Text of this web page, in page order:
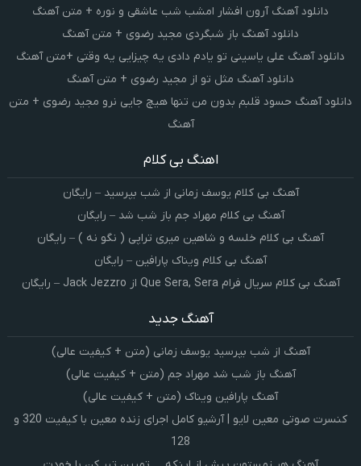
دانلود آهنگ آرون افشار امشب شب عاشقی و نوره + متن آهنگ
دانلود آهنگ باز شبگردی مجید رضوی + متن آهنگ
دانلود آهنگ علی یاسینی تو یادم دادی یه چیزایی یه وقتی +متن آهنگ
دانلود آهنگ مثل تو از مجید رضوی + متن آهنگ
دانلود آهنگ حسود قلبم بدون من تنها هیچ جایی نرو مجید رضوی + متن
آهنگ
اهنگ بی کلام
آهنگ بی کلام یوسف زمانی از شب بپرسید – رایگان
آهنگ بی کلام مهراد جم باز شب شد – رایگان
آهنگ بی کلام خلسه و شاهین میری تراپی ( نگو نه ) – رایگان
آهنگ بی کلام ویناک پارافین – رایگان
آهنگ بی کلام سریال فرام Que Sera, Sera از Jack Jezzro – رایگان
آهنگ جدید
آهنگ از شب بپرسید یوسف زمانی (متن + کیفیت عالی)
آهنگ باز شب شد مهراد جم (متن + کیفیت عالی)
آهنگ پارافین ویناک (متن + کیفیت عالی)
کنسرت صوتی معین لایو | آرشیو کامل اجرای زنده معین با کیفیت 320 و
128